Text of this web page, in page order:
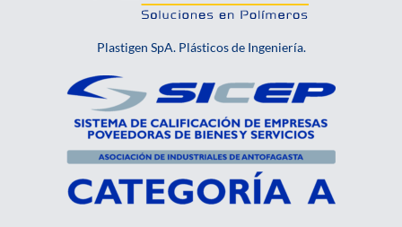
Plastigen SpA. Plásticos de Ingeniería.